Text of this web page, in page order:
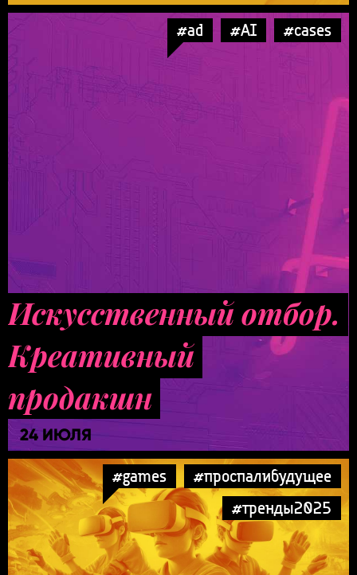
#ad #AI #cases
Искусственный отбор.
Креативный
продакшн
24 ИЮЛЯ
#games
#проспалибудущее
#тренды2025